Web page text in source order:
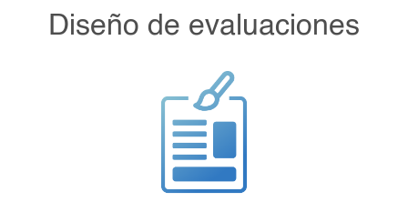
Diseño de evaluaciones